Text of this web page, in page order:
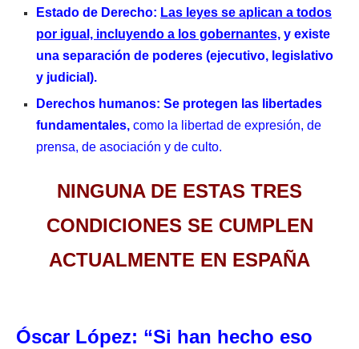
Estado de Derecho: Las leyes se aplican a todos
por igual, incluyendo a los gobernantes, y existe
una separación de poderes (ejecutivo, legislativo
y judicial).
Derechos humanos: Se protegen las libertades
fundamentales, como la libertad de expresión, de
prensa, de asociación y de culto.
NINGUNA DE ESTAS TRES
CONDICIONES SE CUMPLEN
ACTUALMENTE EN ESPAÑA
Óscar López: “Si han hecho eso